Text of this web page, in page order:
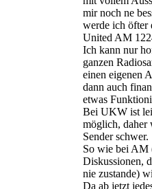
mir noch ne
werde ich öfter
United AM
Ich kann nur
ganzen
einen eigenen
dann auch
etwas
Bei UKW ist
möglich, daher
Sender schwer.
So wie bei AM
Diskussionen,
nie zustande)
Da ab jetzt